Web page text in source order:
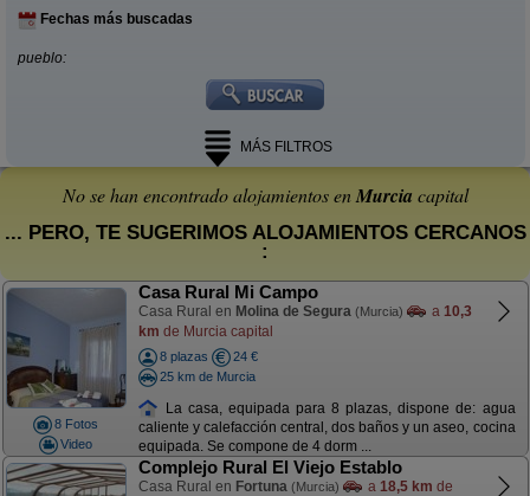
Fechas más buscadas
pueblo:
MÁS FILTROS
No se han encontrado alojamientos enMurcia capital
... PERO, TE SUGERIMOS ALOJAMIENTOS CERCANOS
:
8 Fotos
Video
Casa Rural Mi Campo
Casa Rural en Molina de Segura (Murcia) a 10,3
km de Murcia capital
8 plazas
24 €
25 km de Murcia
La casa, equipada para 8 plazas, dispone de: agua
caliente y calefacción central, dos baños y un aseo, cocina
equipada. Se compone de 4 dorm ...
Complejo Rural El Viejo Establo
Casa Rural en Fortuna (Murcia) a 18,5 km de